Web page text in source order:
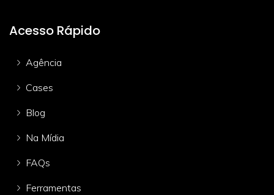
Acesso Rápido
Agência
Cases
Blog
Na Mídia
FAQs
Ferramentas